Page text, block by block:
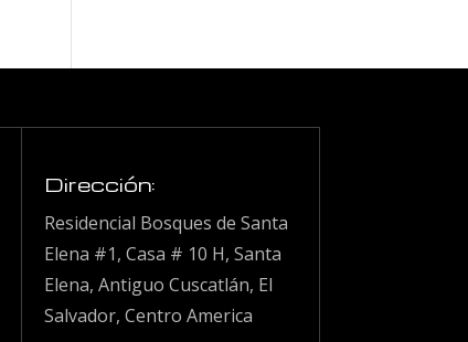
Dirección:
Residencial Bosques de Santa
Elena #1, Casa # 10 H, Santa
Elena, Antiguo Cuscatlán, El
Salvador, Centro America